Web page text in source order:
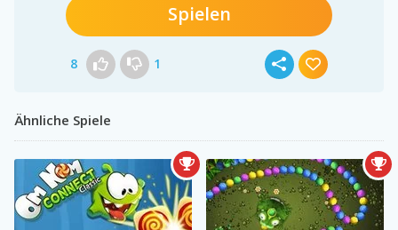
Spielen
8 1
Ähnliche Spiele